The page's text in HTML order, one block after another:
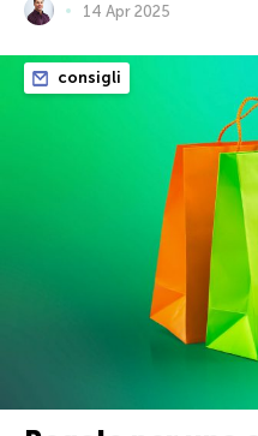
14 Apr 2025
consigli